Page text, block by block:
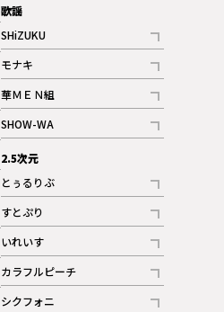
歌謡
SHiZUKU
記事
モナキ
記事
華ＭＥＮ組
記事
SHOW-WA
記事
2.5次元
とぅるりぶ
記事
すとぷり
記事
ギャラリー
いれいす
記事
ギャラリー
カラフルピーチ
記事
シクフォニ